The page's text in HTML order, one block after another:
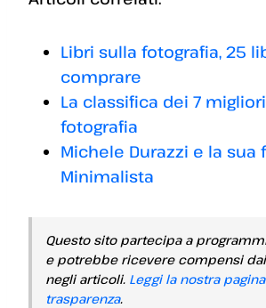
Libri sulla fotografia, 25
comprare
La classifica dei 7
fotografia
Michele Durazzi e la sua
Minimalista
Questo sito partecipa a
e potrebbe ricevere compensi
negli articoli. Leggi la nostra
trasparenza.